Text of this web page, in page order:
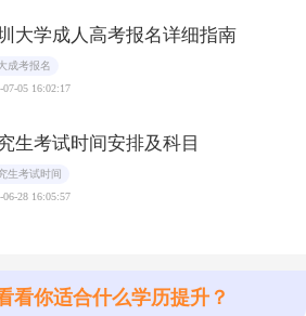
大学成人高考报名详细指南
成考报名
07-05 16:02:17
生考试时间安排及科目
生考试时间
06-28 16:05:57
看你适合什么学历提升？